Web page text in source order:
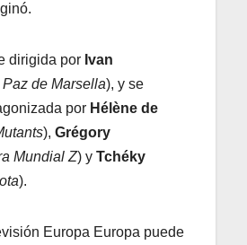
dirigida por Ivan
Paz de Marsella), y se
por Hélène de
), Grégory
Mundial Z) y Tchéky
).
Europa Europa puede